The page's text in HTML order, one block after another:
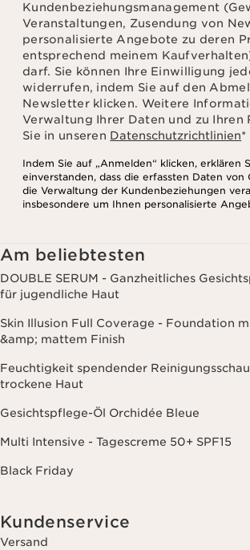
Kundenbeziehungsmanagement
Veranstaltungen, Zusendung von
personalisierte Angebote zu deren
entsprechend meinem
darf. Sie können Ihre Einwilligung
widerrufen, indem Sie auf den
Newsletter klicken. Weitere
Verwaltung Ihrer Daten und zu Ihren
Sie in unseren Datenschutzrichtlinien*
Indem Sie auf „Anmelden“ klicken, erklären
einverstanden, dass die erfassten Daten von
die Verwaltung der Kundenbeziehungen
insbesondere um Ihnen personalisierte
zuzusenden, auch durch Anzeige in sozialen
Websites Dritter, sowie für analytische
Am beliebtesten
DOUBLE SERUM - Ganzheitliches
für jugendliche Haut
Skin Illusion Full Coverage - Foundation
&amp; mattem Finish
Feuchtigkeit spendender
trockene Haut
Gesichtspflege-Öl Orchidée Bleue
Multi Intensive - Tagescreme 50+ SPF15
Black Friday
Kundenservice
Versand